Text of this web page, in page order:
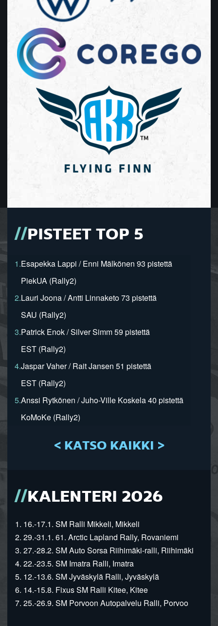
PISTEET TOP 5
1.Esapekka Lappi / Enni Mälkönen 93 pistettä
PiekUA (Rally2)
2.Lauri Joona / Antti Linnaketo 73 pistettä
SAU (Rally2)
3.Patrick Enok / Silver Simm 59 pistettä
EST (Rally2)
4.Jaspar Vaher / Rait Jansen 51 pistettä
EST (Rally2)
5.Anssi Rytkönen / Juho-Ville Koskela 40 pistettä
KoMoKe (Rally2)
< KATSO KAIKKI >
KALENTERI 2026
1. 16.-17.1. SM Ralli Mikkeli, Mikkeli
2. 29.-31.1. 61. Arctic Lapland Rally, Rovaniemi
3. 27.-28.2. SM Auto Sorsa Riihimäki-ralli, Riihimäki
4. 22.-23.5. SM Imatra Ralli, Imatra
5. 12.-13.6. SM Jyväskylä Ralli, Jyväskylä
6. 14.-15.8. Fixus SM Ralli Kitee, Kitee
7. 25.-26.9. SM Porvoon Autopalvelu Ralli, Porvoo